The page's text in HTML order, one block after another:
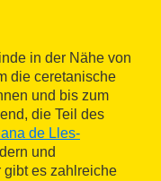
in der Nähe von
die ceretanische
und bis zum
die Teil des
de Lles-
und
gibt es zahlreiche